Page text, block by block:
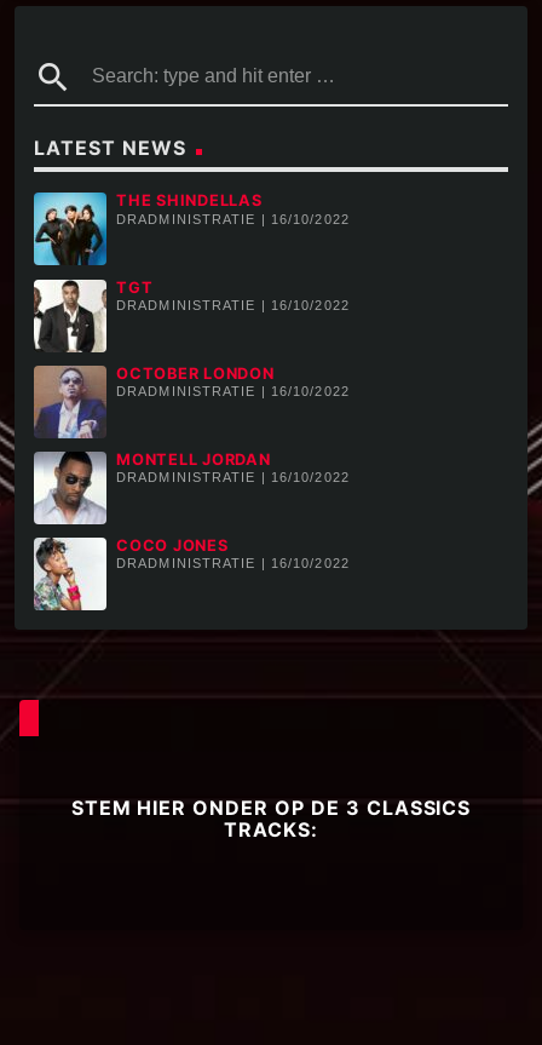
search
LATEST NEWS
THE SHINDELLAS
DRADMINISTRATIE | 16/10/2022
TGT
DRADMINISTRATIE | 16/10/2022
OCTOBER LONDON
DRADMINISTRATIE | 16/10/2022
MONTELL JORDAN
DRADMINISTRATIE | 16/10/2022
COCO JONES
DRADMINISTRATIE | 16/10/2022
STEM HIER ONDER OP DE 3 CLASSICS
TRACKS: